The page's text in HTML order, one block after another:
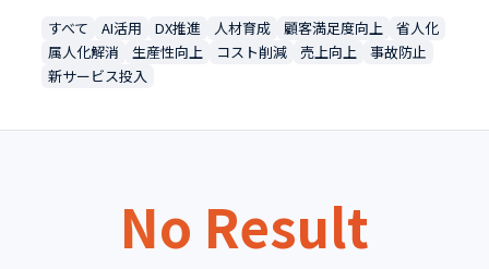
すべて AI活用 DX推進 人材育成 顧客満足度向上
省人化
属人化解消
生産性向上 コスト削減 売上向上
事故防止
新サービス投入
No Result